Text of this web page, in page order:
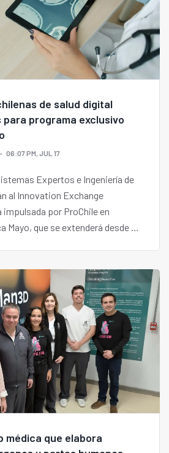
de salud digital
programa exclusivo
06:07 PM, JUL 17
Expertos e Ingeniería de
al Innovation Exchange
por ProChile en
Mayo, que se extenderá desde el
médica que elabora